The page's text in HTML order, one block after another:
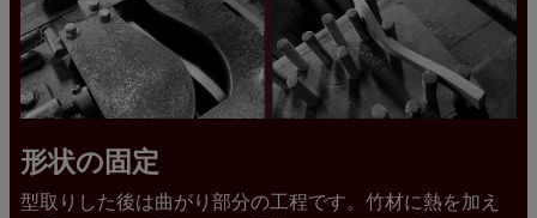
形状の固定
型取りした後は曲がり部分の工程です。竹材に熱を加え